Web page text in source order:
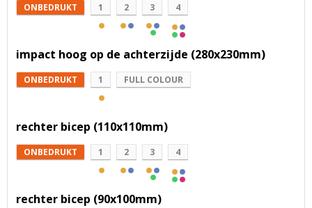
ONBEDRUKT 1 2 3 4
impact hoog op de achterzijde (280x230mm)
ONBEDRUKT 1 FULL COLOUR
rechter bicep (110x110mm)
ONBEDRUKT 1 2 3 4
rechter bicep (90x100mm)